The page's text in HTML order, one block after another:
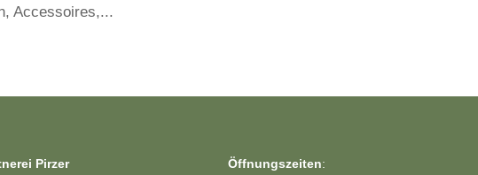
Accessoires,...
Pirzer
Öffnungszeiten: